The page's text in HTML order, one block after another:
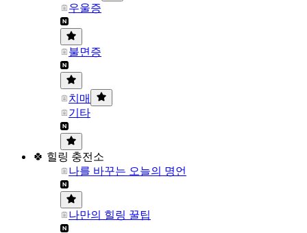
우울증
불면증
치매
기타
🍀 힐링 충전소
나를 바꾸는 오늘의 명언
나만의 힐링 꿀팁